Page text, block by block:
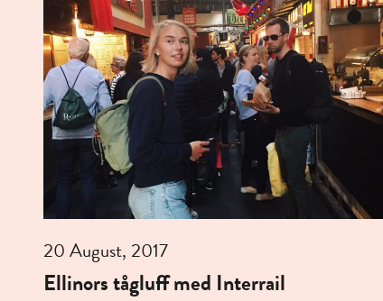
20 August, 2017
Ellinors tågluff med Interrail